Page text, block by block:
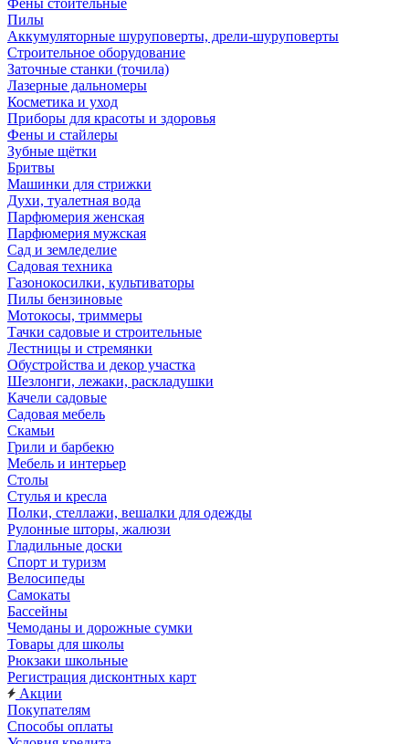
Фены стоительные
Пилы
Аккумуляторные шуруповерты, дрели-шуруповерты
Строительное оборудование
Заточные станки (точила)
Лазерные дальномеры
Косметика и уход
Приборы для красоты и здоровья
Фены и стайлеры
Зубные щётки
Бритвы
Машинки для стрижки
Духи, туалетная вода
Парфюмерия женская
Парфюмерия мужская
Сад и земледелие
Садовая техника
Газонокосилки, культиваторы
Пилы бензиновые
Мотокосы, триммеры
Тачки садовые и строительные
Лестницы и стремянки
Обустройства и декор участка
Шезлонги, лежаки, раскладушки
Качели садовые
Садовая мебель
Скамьи
Грили и барбекю
Мебель и интерьер
Столы
Стулья и кресла
Полки, стеллажи, вешалки для одежды
Рулонные шторы, жалюзи
Гладильные доски
Спорт и туризм
Велосипеды
Самокаты
Бассейны
Чемоданы и дорожные сумки
Товары для школы
Рюкзаки школьные
Регистрация дисконтных карт
Акции
Покупателям
Способы оплаты